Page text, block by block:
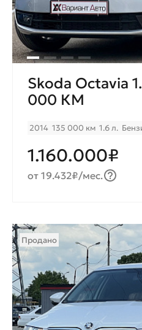
Skoda Octavia
000 КМ
2014 135 000 км 1.6 л.
1.160.000₽
от 19.432₽/мес.
Продано